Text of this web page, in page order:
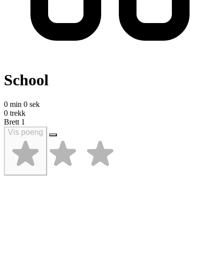
School
0 min 0 sek
0 trekk
Brett 1
Vis poeng